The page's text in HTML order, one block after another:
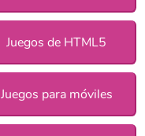
Juegos de HTML5
Juegos para móviles